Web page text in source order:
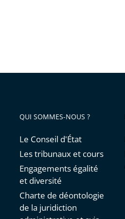
QUI SOMMES-NOUS ?
Le Conseil d'État
Les tribunaux et cours
Engagements égalité
et diversité
Charte de déontologie
de la juridiction